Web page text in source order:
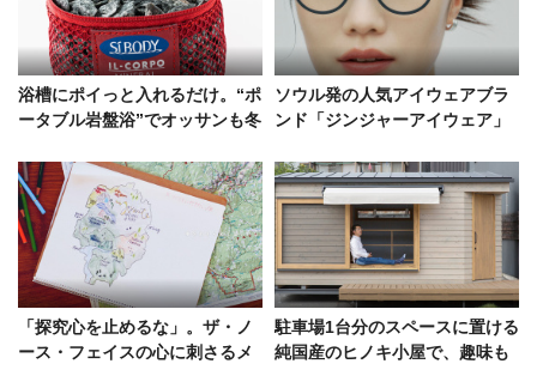
浴槽にポイっと入れるだけ。“ポ
ータブル岩盤浴”でオッサンも冬
ソウル発の人気アイウェアブラ
ンド「ジンジャーアイウェア」
日間POPUP
「探究心を止めるな」。ザ・ノ
ース・フェイスの心に刺さるメ
駐車場1台分のスペースに置ける
純国産のヒノキ小屋で、趣味も